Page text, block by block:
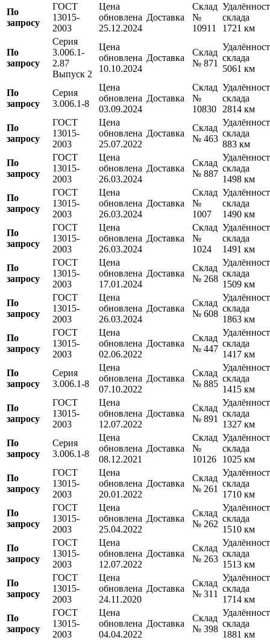
По
запросу
ГОСТ
13015-
2003
Цена
обновлена
25.12.2024
Доставка
Склад
№
10911
склада
1721 км
По
запросу
Серия
3.006.1-
2.87
Выпуск 2
Цена
обновлена
10.10.2024
Доставка
Склад
№ 871
склада
5061 км
По
запросу
Серия
3.006.1-8
Цена
обновлена
03.09.2024
Доставка
Склад
№
10830
склада
2814 км
По
запросу
ГОСТ
13015-
2003
Цена
обновлена
25.07.2022
Доставка
Склад
№ 463
склада
883 км
По
запросу
ГОСТ
13015-
2003
Цена
обновлена
26.03.2024
Доставка
Склад
№ 887
склада
1498 км
По
запросу
ГОСТ
13015-
2003
Цена
обновлена
26.03.2024
Доставка
Склад
№
1007
склада
1490 км
По
запросу
ГОСТ
13015-
2003
Цена
обновлена
26.03.2024
Доставка
Склад
№
1024
склада
1491 км
По
запросу
ГОСТ
13015-
2003
Цена
обновлена
17.01.2024
Доставка
Склад
№ 268
склада
1509 км
По
запросу
ГОСТ
13015-
2003
Цена
обновлена
26.03.2024
Доставка
Склад
№ 608
склада
1863 км
По
запросу
ГОСТ
13015-
2003
Цена
обновлена
02.06.2022
Доставка
Склад
№ 447
склада
1417 км
По
запросу
Серия
3.006.1-8
Цена
обновлена
07.10.2022
Доставка
Склад
№ 885
склада
1415 км
По
запросу
ГОСТ
13015-
2003
Цена
обновлена
12.07.2022
Доставка
Склад
№ 891
склада
1327 км
По
запросу
Серия
3.006.1-8
Цена
обновлена
08.12.2021
Доставка
Склад
№
10126
склада
1025 км
По
запросу
ГОСТ
13015-
2003
Цена
обновлена
20.01.2022
Доставка
Склад
№ 261
склада
1710 км
По
запросу
ГОСТ
13015-
2003
Цена
обновлена
25.04.2022
Доставка
Склад
№ 262
склада
1510 км
По
запросу
ГОСТ
13015-
2003
Цена
обновлена
12.07.2022
Доставка
Склад
№ 263
склада
1513 км
По
запросу
ГОСТ
13015-
2003
Цена
обновлена
24.11.2020
Доставка
Склад
№ 311
склада
1714 км
По
запросу
ГОСТ
13015-
2003
Цена
обновлена
04.04.2022
Доставка
Склад
№ 398
склада
1881 км